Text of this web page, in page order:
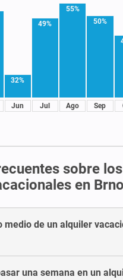
32%
Jun
49%
Jul
55%
Ago
50%
Sep
sobre los
en Brno
medio de un alquiler
una semana en un